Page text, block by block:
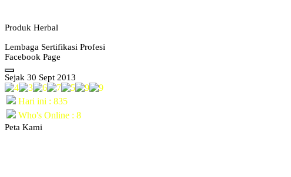
Produk Herbal
Lembaga Sertifikasi Profesi
Facebook Page
Sejak 30 Sept 2013
Hari ini : 835
Who's Online : 8
Peta Kami